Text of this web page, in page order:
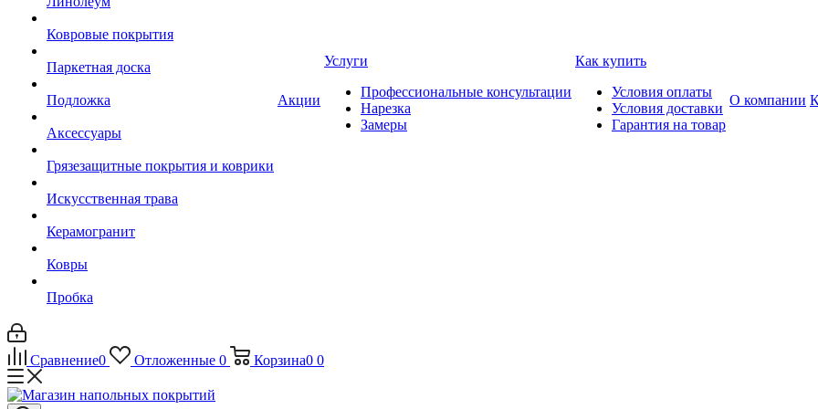
Ковровые покрытия
Паркетная доска
Подложка
Аксессуары
Грязезащитные покрытия и коврики
Искусственная трава
Керамогранит
Ковры
Пробка
Акции
Услуги
Профессиональные консультации
Нарезка
Замеры
Как купить
Условия оплаты
Условия доставки
Гарантия на товар
О компании
Сравнение0 Отложенные 0 Корзина0 0